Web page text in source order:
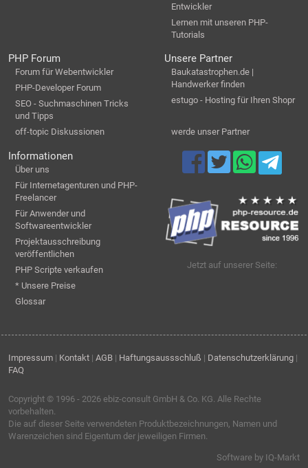
Entwickler
Lernen mit unseren PHP-
Tutorials
PHP Forum
Forum für Webentwickler
PHP-Developer Forum
SEO - Suchmaschinen Tricks
und Tipps
off-topic Diskussionen
Unsere Partner
Baukatastrophen.de |
Handwerker finden
estugo - Hosting für Ihren Shopr
werde unser Partner
Informationen
Über uns
Für Internetagenturen und PHP-
Freelancer
Für Anwender und
Softwareentwickler
Projektausschreibung
veröffentlichen
PHP Scripte verkaufen
* Unsere Preise
Glossar
Jetzt auf unserer Seite:
Impressum | Kontakt | AGB | Haftungsaussschluß | Datenschutzerklärung |
FAQ
Copyright © 1996 - 2026 ebiz-consult GmbH & Co. KG. Alle Rechte
vorbehalten.
Die auf dieser Seite verwendeten Produktbezeichnungen, Namen und
Warenzeichen sind Eigentum der jeweiligen Firmen.
Software by IQ-Markt